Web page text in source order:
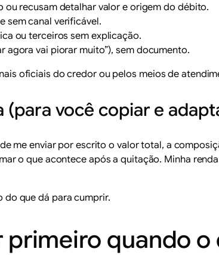
recusam detalhar valor e origem do débito.
sem canal verificável.
ou terceiros sem explicação.
agora vai piorar muito”), sem documento.
oficiais do credor ou pelos meios de
você copiar e
me enviar por escrito o valor total, a
o que acontece após a quitação. Minha
do que dá para cumprir.
quando